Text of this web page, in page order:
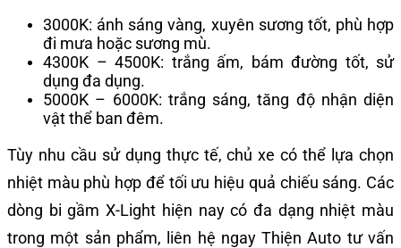
3000K: ánh sáng vàng, xuyên sương tốt, phù hợp
đi mưa hoặc sương mù.
4300K – 4500K: trắng ấm, bám đường tốt, sử
dụng đa dụng.
5000K – 6000K: trắng sáng, tăng độ nhận diện
vật thể ban đêm.
Tùy nhu cầu sử dụng thực tế, chủ xe có thể lựa chọn
nhiệt màu phù hợp để tối ưu hiệu quả chiếu sáng. Các
dòng bi gầm X-Light hiện nay có đa dạng nhiệt màu
trong một sản phẩm, liên hệ ngay Thiện Auto tư vấn